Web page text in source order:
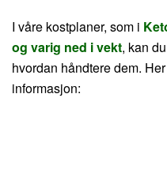
I våre kostplaner, som i
og varig ned i vekt, kan
hvordan håndtere dem.
informasjon: